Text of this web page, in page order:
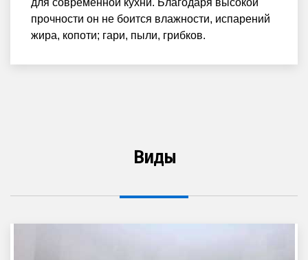
прочности он не боится влажности, испарений
жира, копоти; гари, пыли, грибков.
Виды